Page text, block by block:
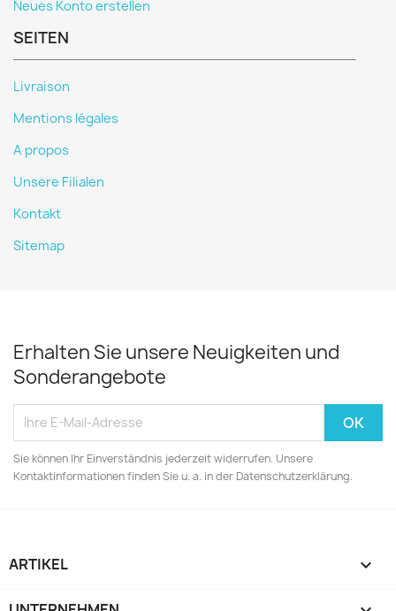
Neues Konto erstellen
SEITEN
Livraison
Mentions légales
A propos
Unsere Filialen
Kontakt
Sitemap
Erhalten Sie unsere Neuigkeiten und
Sonderangebote
Sie können Ihr Einverständnis jederzeit widerrufen. Unsere
Kontaktinformationen finden Sie u. a. in der Datenschutzerklärung.
ARTIKEL 